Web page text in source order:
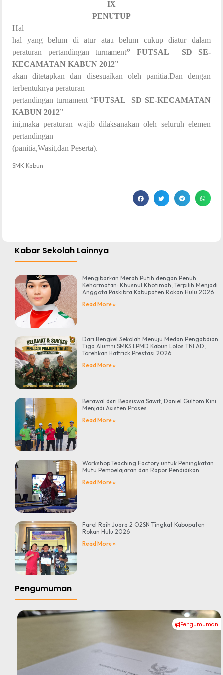
IX
PENUTUP
Hal –
hal yang belum di atur atau belum cukup diatur dalam
peraturan pertandingan turnament” FUTSAL SD SE-
KECAMATAN KABUN 2012”
akan ditetapkan dan disesuaikan oleh panitia.Dan dengan
terbentuknya peraturan
pertandingan turnament “FUTSAL SD SE-KECAMATAN
KABUN 2012”
ini,maka peraturan wajib dilaksanakan oleh seluruh elemen
pertandingan
(panitia,Wasit,dan Peserta).
SMK Kabun
Kabar Sekolah Lainnya
Mengibarkan Merah Putih dengan Penuh
Kehormatan: Khusnul Khotimah, Terpilih Menjadi
Anggota Paskibra Kabupaten Rokan Hulu 2026
Read More »
Dari Bengkel Sekolah Menuju Medan Pengabdian:
Tiga Alumni SMKS LPMD Kabun Lolos TNI AD,
Torehkan Hattrick Prestasi 2026
Read More »
Berawal dari Beasiswa Sawit, Daniel Gultom Kini
Menjadi Asisten Proses
Read More »
Workshop Teaching Factory untuk Peningkatan
Mutu Pembelajaran dan Rapor Pendidikan
Read More »
Farel Raih Juara 2 O2SN Tingkat Kabupaten
Rokan Hulu 2026
Read More »
Pengumuman
Pengumuman
#